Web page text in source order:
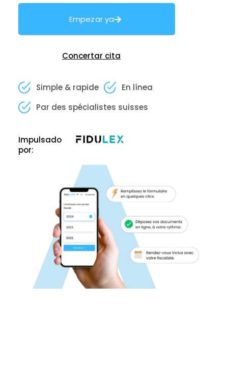
Empezar ya
Concertar cita
Simple & rapide
En línea
Par des spécialistes suisses
Impulsado
por: